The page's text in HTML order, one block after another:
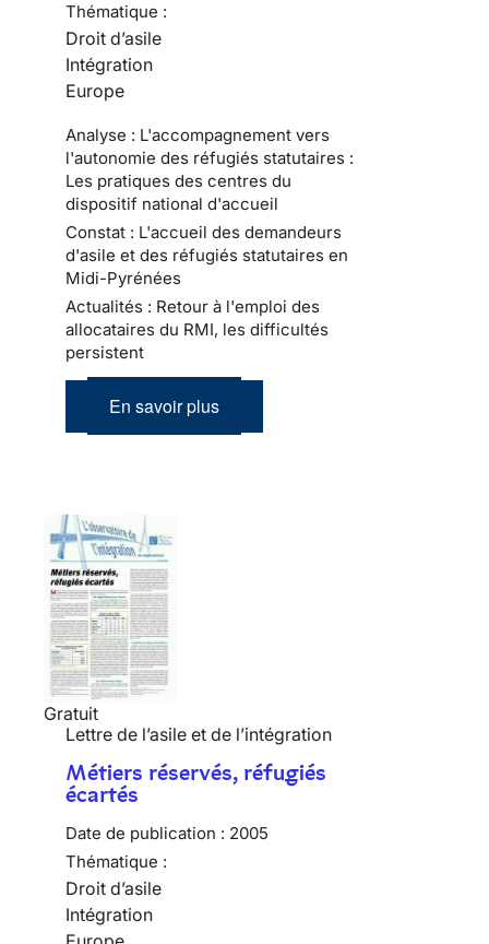
Thématique :
Droit d’asile
Intégration
Europe
Analyse : L'accompagnement vers
l'autonomie des réfugiés statutaires :
Les pratiques des centres du
dispositif national d'accueil
Constat : L'accueil des demandeurs
d'asile et des réfugiés statutaires en
Midi-Pyrénées
Actualités : Retour à l'emploi des
allocataires du RMI, les difficultés
persistent
En savoir plus
Gratuit
Lettre de l’asile et de l’intégration
Métiers réservés, réfugiés
écartés
Date de publication : 2005
Thématique :
Droit d’asile
Intégration